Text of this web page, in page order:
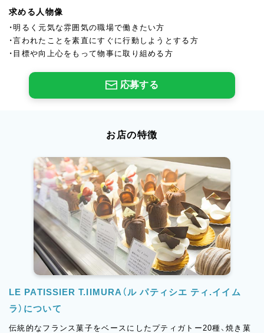
求める人物像
・明るく元気な雰囲気の職場で働きたい方
・言われたことを素直にすぐに行動しようとする方
・目標や向上心をもって物事に取り組める方
応募する
お店の特徴
LE PATISSIER T.IIMURA（ル パティシエ ティ.イイム
ラ）について
伝統的なフランス菓子をベースにしたプティガトー20種、焼き菓